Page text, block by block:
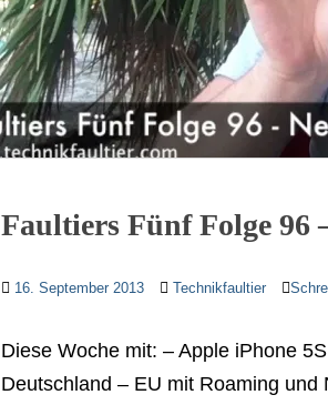
Faultiers Fünf Folge 96
16. September 2013 Technikfaultier
Diese Woche mit: – Apple iPhone
Deutschland – EU mit Roaming